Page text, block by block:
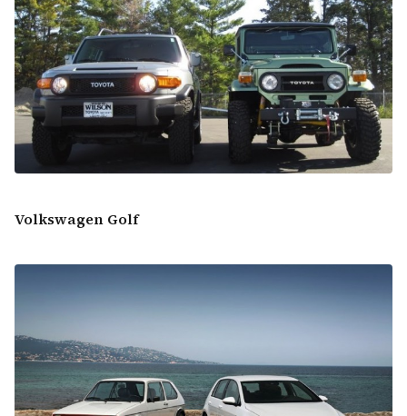
Volkswagen Golf